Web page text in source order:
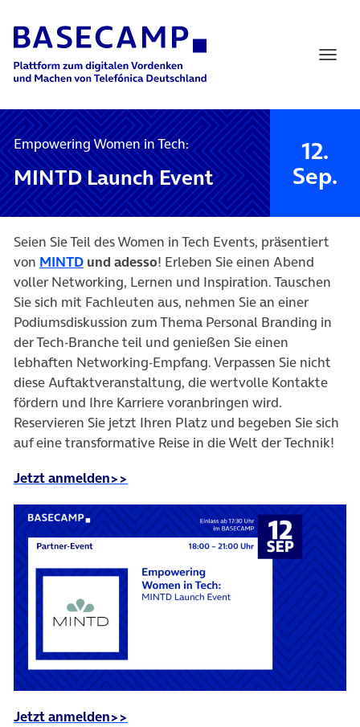
Main Navigation
Empowering Women in Tech:
MINTD Launch Event
12.
Sep.
Seien Sie Teil des Women in Tech Events, präsentiert
von MINTD(öffnet in neuem Tab)
und adesso! Erleben Sie einen Abend
voller Networking, Lernen und Inspiration. Tauschen
Sie sich mit Fachleuten aus, nehmen Sie an einer
Podiumsdiskussion zum Thema Personal Branding in
der Tech-Branche teil und genießen Sie einen
lebhaften Networking-Empfang. Verpassen Sie nicht
diese Auftaktveranstaltung, die wertvolle Kontakte
fördern und Ihre Karriere voranbringen wird.
Reservieren Sie jetzt Ihren Platz und begeben Sie sich
auf eine transformative Reise in die Welt der Technik!
Jetzt anmelden>>
(öffnet in neuem Tab)
Jetzt anmelden>>